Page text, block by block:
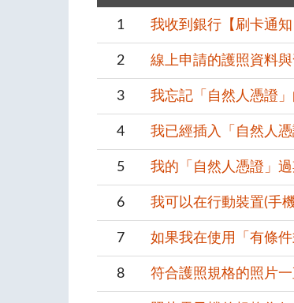
1 我收到銀行【刷卡通
2 線上申請的護照資料
3 我忘記「自然人憑證
4 我已經插入「自然人
5 我的「自然人憑證」
6 我可以在行動裝置(手
7 如果我在使用「有條
8 符合護照規格的照片